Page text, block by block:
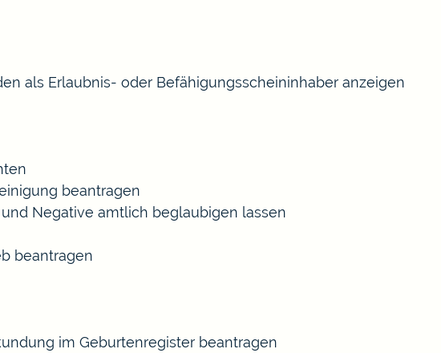
als Erlaubnis- oder Befähigungsscheininhaber anzeigen
beantragen
Negative amtlich beglaubigen lassen
beantragen
im Geburtenregister beantragen